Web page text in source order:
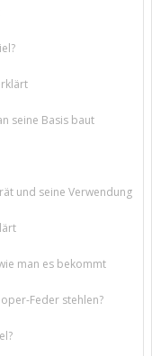
seine Basis baut
und seine Verwendung
man es bekommt
Feder stehlen?